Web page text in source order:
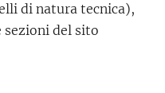
di natura tecnica),
sezioni del sito